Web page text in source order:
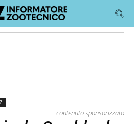
contenuto sponsorizzato